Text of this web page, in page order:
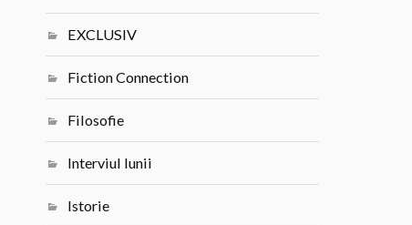
EXCLUSIV
Fiction Connection
Filosofie
Interviul lunii
Istorie